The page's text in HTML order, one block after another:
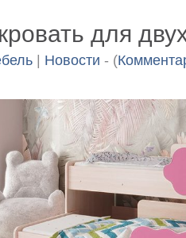
для
Новости - (